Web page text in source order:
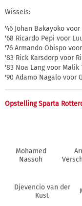
Wissels:
'46 Johan Bakayoko
'68 Ricardo Pepi voor
'76 Armando Obispo
'83 Rick Karsdorp voor
'83 Noa Lang voor Malik
'90 Adamo Nagalo voor
Opstelling Sparta
Mohamed
Nassoh
Djevencio van der
Kust